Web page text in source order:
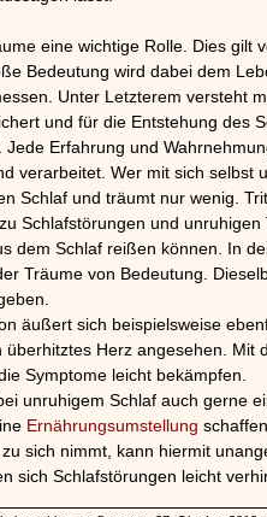
eine wichtige Rolle. Dies gilt
Bedeutung wird dabei dem
Unter Letzterem versteht
und für die Entstehung des
Erfahrung und
verarbeitet. Wer mit sich selbst
Schlaf und träumt nur wenig.
Schlafstörungen und
dem Schlaf reißen können. In
Träume von Bedeutung.
äußert sich beispielsweise
überhitztes Herz angesehen. Mit
Symptome leicht bekämpfen.
unruhigem Schlaf auch gerne
Ernährungsumstellung
sich nimmt, kann hiermit
sich Schlafstörungen leicht